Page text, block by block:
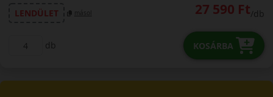
LENDÜLET
másol 27 590 Ft/db
db KOSÁRBA